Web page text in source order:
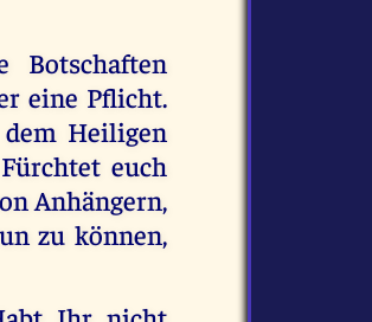
eine Pflicht.
Heiligen
euch
Anhängern,
zu können,